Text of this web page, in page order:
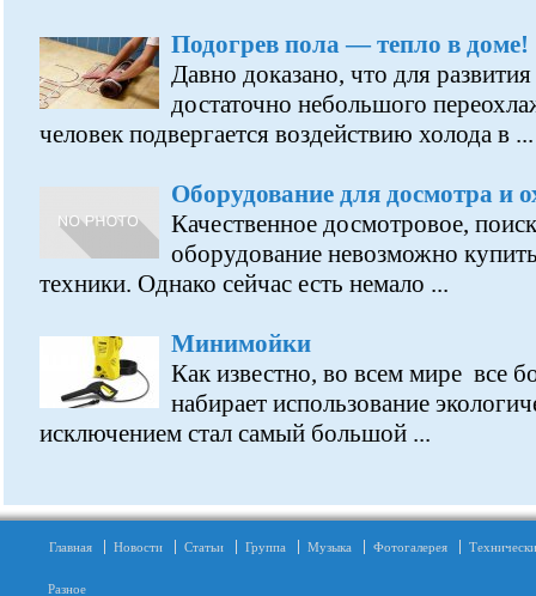
Подогрев пола — тепло в доме!
Давно доказано, что для
достаточно небольшого
человек подвергается воздействию холода в ...
Оборудование для досмотра и
Качественное досмотровое,
оборудование невозможно
техники. Однако сейчас есть немало ...
Минимойки
Как известно, во всем мире все
набирает использование
исключением стал самый большой ...
Главная Новости Статьи Группа Музыка Фотогалерея
Разное